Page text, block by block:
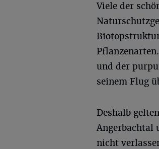
Viele der
und der
seinem Flug
Deshalb
Angerbachtal
nicht